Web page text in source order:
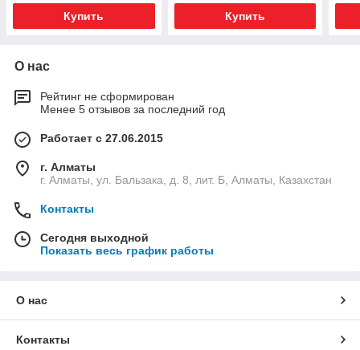
Купить Купить
О нас
Рейтинг не сформирован
Менее 5 отзывов за последний год
Работает с 27.06.2015
г. Алматы
г. Алматы, ул. Бальзака, д. 8, лит. Б, Алматы, Казахстан
Контакты
Сегодня выходной
Показать весь график работы
О нас
Контакты